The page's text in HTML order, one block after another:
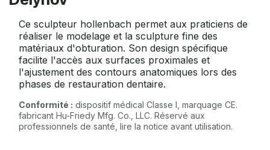
Ce sculpteur hollenbach permet aux praticiens de
réaliser le modelage et la sculpture fine des
matériaux d'obturation. Son design spécifique
facilite l'accès aux surfaces proximales et
l'ajustement des contours anatomiques lors des
phases de restauration dentaire.
Conformité : dispositif médical Classe I, marquage CE.
fabricant Hu-Friedy Mfg. Co., LLC. Réservé aux
professionnels de santé, lire la notice avant utilisation.